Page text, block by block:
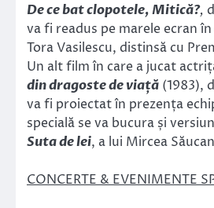
De ce bat clopotele, Mitică?,
va fi readus pe marele ecran
Tora Vasilescu, distinsă cu
Un alt film în care a jucat
din dragoste de viață (1983),
va fi proiectat în prezența
specială se va bucura și
Suta de lei, a lui Mircea
CONCERTE & EVENIMENTE